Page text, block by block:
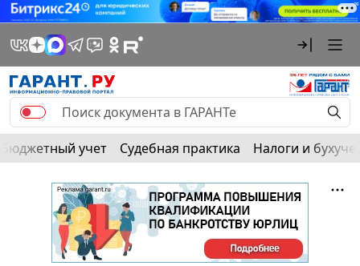
Бюджетный учет Судебная практика Налоги и